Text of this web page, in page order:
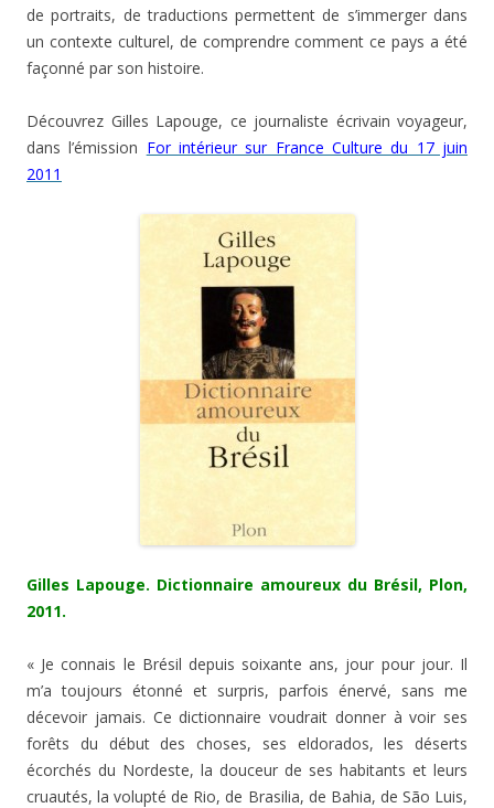
de portraits, de traductions permettent de s’immerger dans
un contexte culturel, de comprendre comment ce pays a été
façonné par son histoire.
Découvrez Gilles Lapouge, ce journaliste écrivain voyageur,
dans l’émission For intérieur sur France Culture du 17 juin
2011
Gilles Lapouge. Dictionnaire amoureux du Brésil, Plon,
2011.
« Je connais le Brésil depuis soixante ans, jour pour jour. Il
m’a toujours étonné et surpris, parfois énervé, sans me
décevoir jamais. Ce dictionnaire voudrait donner à voir ses
forêts du début des choses, ses eldorados, les déserts
écorchés du Nordeste, la douceur de ses habitants et leurs
cruautés, la volupté de Rio, de Brasilia, de Bahia, de São Luis,